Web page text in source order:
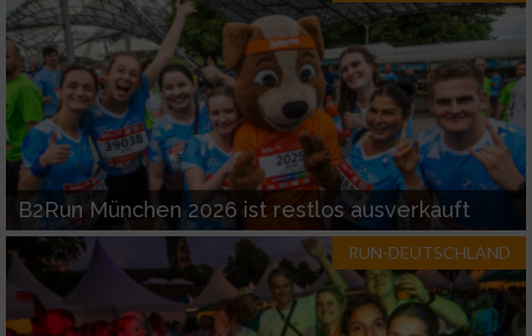
B2Run München 2026 ist restlos ausverkauft
RUN-DEUTSCHLAND